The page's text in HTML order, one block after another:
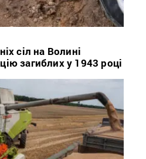
сіл на Волині
загиблих у 1943 році